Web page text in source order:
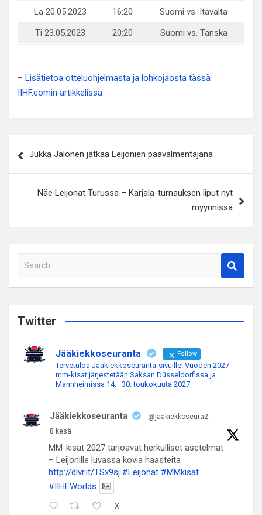
La 20.05.2023
16:20
Suomi vs. Itävalta
Ti 23.05.2023
20:20 Suomi vs. Tanska
– Lisätietoa otteluohjelmasta ja lohkojaosta tässä
IIHF.comin artikkelissa
selaus
Jukka Jalonen jatkaa Leijonien päävalmentajana
Näe Leijonat Turussa – Karjala-turnauksen liput nyt
myynnissä
a
c
Twitter
Jääkiekkoseuranta Follow
Tervetuloa Jääkiekkoseuranta-sivuille! Vuoden 2027
mm-kisat järjestetään Saksan Düsseldorfissa ja
Mannheimissa 14.–30. toukokuuta 2027
Jääkiekkoseuranta @jaakiekkoseura2
·
8 kesä
MM-kisat 2027 tarjoavat herkulliset asetelmat
– Leijonille luvassa kovia haasteita
http://dlvr.it/TSx9sj #Leijonat #MMkisat
#IIHFWorlds
X